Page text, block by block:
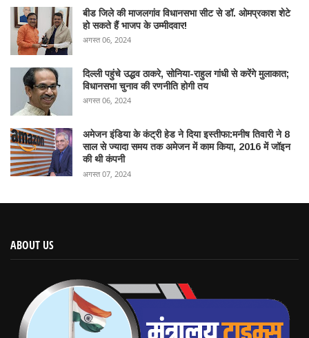
बीड जिले की माजलगांव विधानसभा सीट से डॉ. ओमप्रकाश शेटे
हो सकते हैं भाजप के उम्मीदवार!
अगस्त 06, 2024
दिल्ली पहुंचे उद्धव ठाकरे, सोनिया-राहुल गांधी से करेंगे मुलाकात;
विधानसभा चुनाव की रणनीति होगी तय
अगस्त 06, 2024
अमेजन इंडिया के कंट्री हेड ने दिया इस्तीफा:मनीष तिवारी ने 8
साल से ज्यादा समय तक अमेजन में काम किया, 2016 में जॉइन
की थी कंपनी
अगस्त 07, 2024
ABOUT US